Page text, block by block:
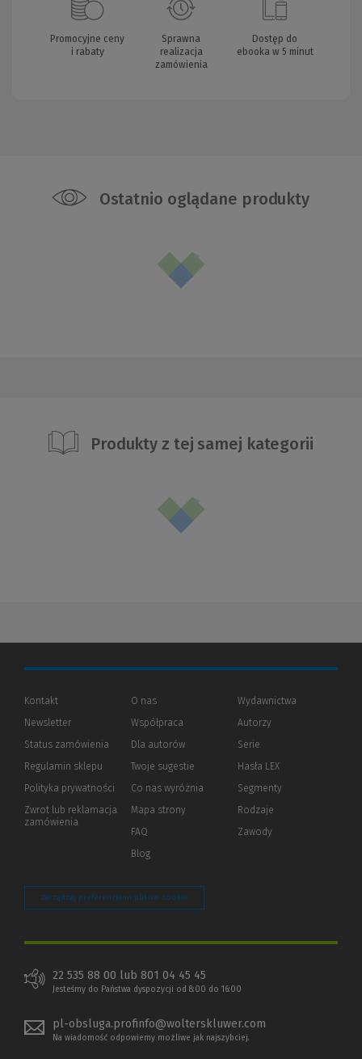
Promocyjne ceny
i rabaty
Sprawna
realizacja
zamówienia
Dostęp do
ebooka w 5 minut
Ostatnio oglądane produkty
Produkty z tej samej kategorii
Kontakt
Newsletter
Status zamówienia
Regulamin sklepu
Polityka prywatności (Nowe
(Link
innej
Zwrot lub reklamacja
zamówienia
O nas
Współpraca
Dla autorów(Nowe
(Link
innej
strony)
Twoje sugestie
Co nas wyróżnia
Mapa strony
FAQ
Blog
Wydawnictwa
Autorzy
Serie
Hasła LEX
Segmenty
Rodzaje
Zawody
Zarządzaj preferencjami plików cookie
22 535 88 00 lub 801 04 45 45
Jesteśmy do Państwa dyspozycji od 8:00 do 16:00
pl-obsluga.profinfo@wolterskluwer.com
Na wiadomość odpowiemy możliwe jak najszybciej.